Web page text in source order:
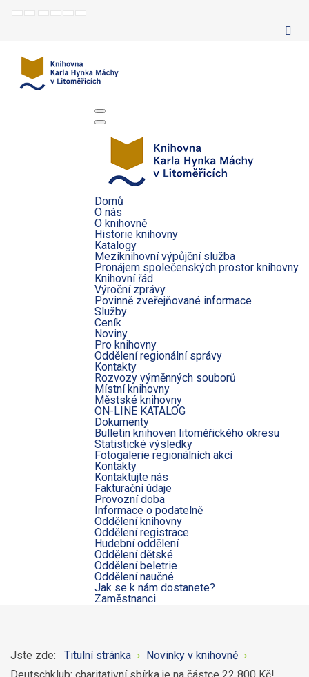
Default
Night
SetSetMakeSet
Domů
O nás
O knihovně
Historie knihovny
Katalogy
Meziknihovní výpůjční služba
Pronájem společenských prostor knihovny
Knihovní řád
Výroční zprávy
Povinně zveřejňované informace
Služby
Ceník
Noviny
Pro knihovny
Oddělení regionální správy
Kontakty
Rozvozy výměnných souborů
Místní knihovny
Městské knihovny
ON-LINE KATALOG
Dokumenty
Bulletin knihoven litoměřického okresu
Statistické výsledky
Fotogalerie regionálních akcí
Kontakty
Kontaktujte nás
Fakturační údaje
Provozní doba
Informace o podatelně
Oddělení knihovny
Oddělení registrace
Hudební oddělení
Oddělení dětské
Oddělení beletrie
Oddělení naučné
Jak se k nám dostanete?
Zaměstnanci
Jste zde: Titulní stránka
Novinky v knihovně